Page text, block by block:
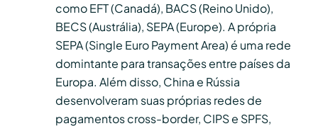
como EFT (Canadá), BACS (Reino Unido),
BECS (Austrália), SEPA (Europe). A própria
SEPA (Single Euro Payment Area) é uma rede
domintante para transações entre países da
Europa. Além disso, China e Rússia
desenvolveram suas próprias redes de
pagamentos cross-border, CIPS e SPFS,